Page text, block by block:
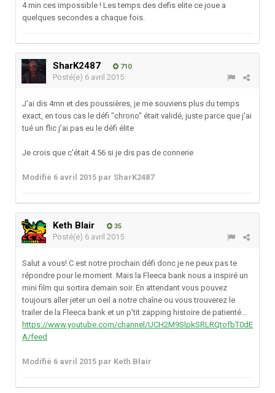
4 min ces impossible ! Les temps des defis elite ce joue a
quelques secondes a chaque fois.
SharK2487 710
Posté(e) 6 avril 2015
J'ai dis 4mn et des poussières, je me souviens plus du temps
exact, en tous cas le défi "chrono" était validé, juste parce que j'ai
tué un flic j'ai pas eu le défi élite
Je crois que c'était 4.56 si je dis pas de connerie
Modifié 6 avril 2015 par SharK2487
Keth Blair 35
Posté(e) 6 avril 2015
Salut a vous! C est notre prochain défi donc je ne peux pas te
répondre pour le moment. Mais la Fleeca bank nous a inspiré un
mini film qui sortira demain soir. En attendant vous pouvez
toujours aller jeter un oeil a notre chaîne ou vous trouverez le
trailer de la Fleeca bank et un p'tit zapping histoire de patienté...
https://www.youtube.com/channel/UCH2M9SlpkSRLRQtofbT0dE
A/feed
Modifié 6 avril 2015 par Keth Blair